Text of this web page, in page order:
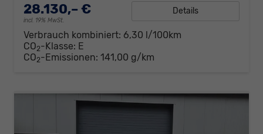
28.130,– €
incl. 19% MwSt.
Details
Verbrauch kombiniert: 6,30 l/100km
CO2-Klasse: E
CO2-Emissionen: 141,00 g/km